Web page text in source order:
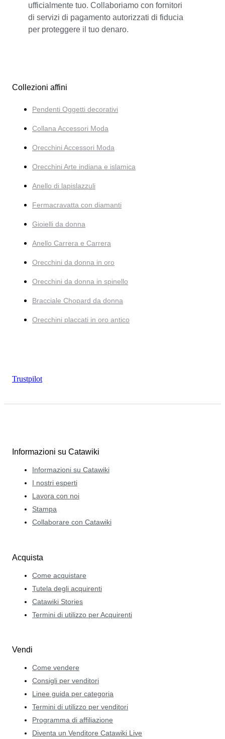
ufficialmente tuo. Collaboriamo con fornitori
di servizi di pagamento autorizzati di fiducia
per proteggere il tuo denaro.
Collezioni affini
Pendenti Oggetti decorativi
Collana Accessori Moda
Orecchini Accessori Moda
Orecchini Arte indiana e islamica
Anello di lapislazzuli
Fermacravatta con diamanti
Gioielli da donna
Anello Carrera e Carrera
Orecchini da donna in oro
Orecchini da donna in spinello
Bracciale Chopard da donna
Orecchini placcati in oro antico
Trustpilot
Informazioni su Catawiki
Informazioni su Catawiki
I nostri esperti
Lavora con noi
Stampa
Collaborare con Catawiki
Acquista
Come acquistare
Tutela degli acquirenti
Catawiki Stories
Termini di utilizzo per Acquirenti
Vendi
Come vendere
Consigli per venditori
Linee guida per categoria
Termini di utilizzo per venditori
Programma di affiliazione
Diventa un Venditore Catawiki Live